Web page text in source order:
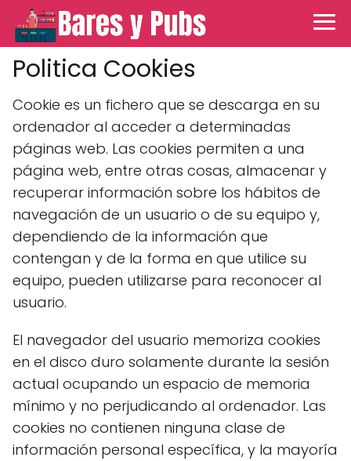
Politica Cookies
Cookie es un fichero que se descarga en su
ordenador al acceder a determinadas
páginas web. Las cookies permiten a una
página web, entre otras cosas, almacenar y
recuperar información sobre los hábitos de
navegación de un usuario o de su equipo y,
dependiendo de la información que
contengan y de la forma en que utilice su
equipo, pueden utilizarse para reconocer al
usuario.
El navegador del usuario memoriza cookies
en el disco duro solamente durante la sesión
actual ocupando un espacio de memoria
mínimo y no perjudicando al ordenador. Las
cookies no contienen ninguna clase de
información personal específica, y la mayoría